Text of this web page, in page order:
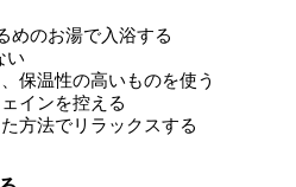
めのお湯で入浴する
い
保温性の高いものを使う
インを控える
方法でリラックスする